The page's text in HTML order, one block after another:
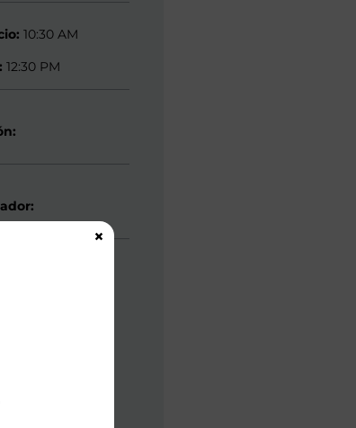
10:30 AM
12:30 PM
×